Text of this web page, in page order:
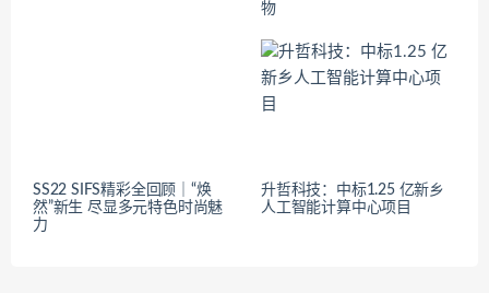
物
SS22 SIFS精彩全回顾｜“焕
然”新生 尽显多元特色时尚魅
力
升哲科技：中标1.25 亿新乡
人工智能计算中心项目